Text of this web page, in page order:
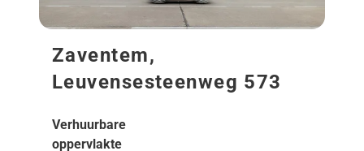
Zaventem,
Leuvensesteenweg 573
Verhuurbare
oppervlakte